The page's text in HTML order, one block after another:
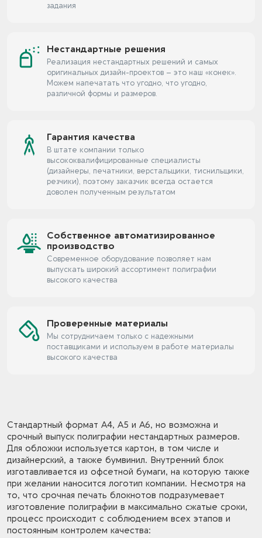
задания
Нестандартные решения
Реализация нестандартных решений и самых
оригинальных дизайн-проектов – это наш «конек».
Можем напечатать что угодно, что угодно,
различной формы и размеров.
Гарантия качества
В штате компании только
высококвалифицированные специалисты
(дизайнеры, печатники, верстальщики, тиснильщики,
резчики), поэтому заказчик всегда остается
доволен полученным результатом
Собственное автоматизированное
производство
Современное оборудование позволяет нам
выпускать широкий ассортимент полиграфии
высокого качества
Проверенные материалы
Мы сотрудничаем только с надежными
поставщиками и используем в работе материалы
высокого качества
Стандартный формат А4, А5 и А6, но возможна и
срочный выпуск полиграфии нестандартных размеров.
Для обложки используется картон, в том числе и
дизайнерский, а также бумвинил. Внутренний блок
изготавливается из офсетной бумаги, на которую также
при желании наносится логотип компании. Несмотря на
то, что срочная печать блокнотов подразумевает
изготовление полиграфии в максимально сжатые сроки,
процесс происходит с соблюдением всех этапов и
постоянным контролем качества: